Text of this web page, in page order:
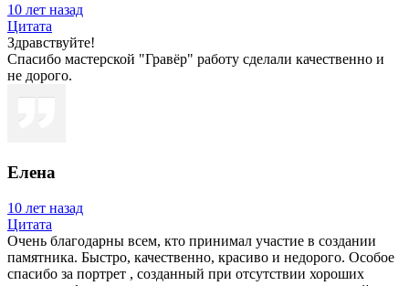
10 лет назад
Цитата
Здравствуйте!
Спасибо мастерской "Гравёр" работу сделали качественно и
не дорого.
Елена
10 лет назад
Цитата
Очень благодарны всем, кто принимал участие в создании
памятника. Быстро, качественно, красиво и недорого. Особое
спасибо за портрет , созданный при отсутствии хороших